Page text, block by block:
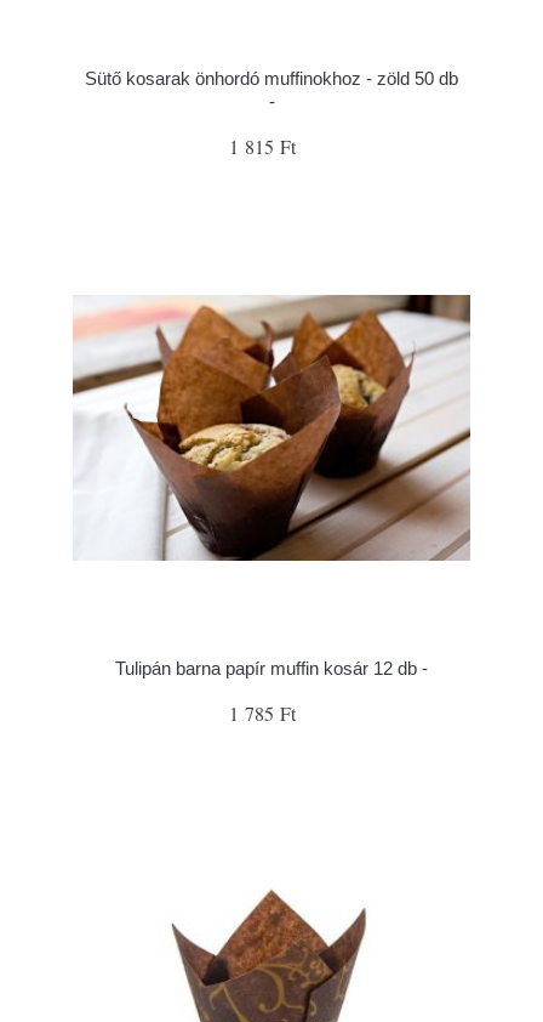
Sütő kosarak önhordó muffinokhoz - zöld 50 db
-
1 815 Ft
Tulipán barna papír muffin kosár 12 db -
1 785 Ft